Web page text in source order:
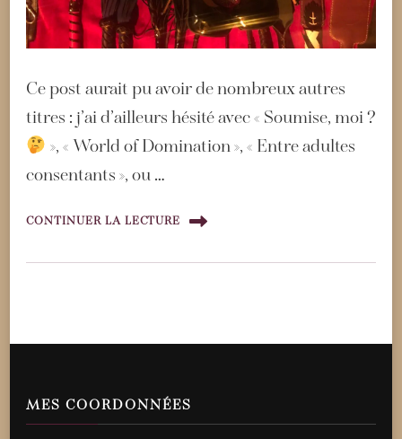
Ce post aurait pu avoir de nombreux autres
titres : j’ai d’ailleurs hésité avec « Soumise, moi ?
», « World of Domination », « Entre adultes
consentants », ou …
CONTINUER LA LECTURE
MES COORDONNÉES